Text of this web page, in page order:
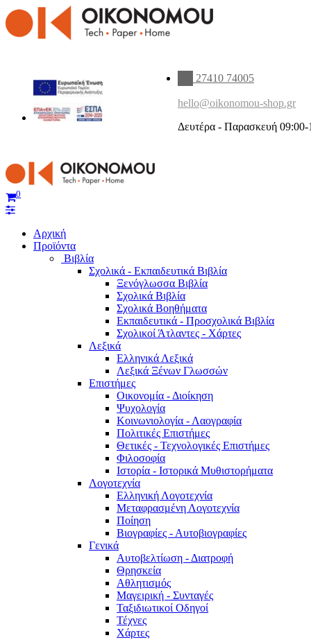
27410 74005
hello@oikonomou-shop.gr
Δευτέρα - Παρασκευή 09:00-
0
Αρχική
Προϊόντα
Βιβλία
Σχολικά - Εκπαιδευτικά Βιβλία
Ξενόγλωσσα Βιβλία
Σχολικά Βιβλία
Σχολικά Βοηθήματα
Εκπαιδευτικά - Προσχολικά Βιβλία
Σχολικοί Άτλαντες - Χάρτες
Λεξικά
Ελληνικά Λεξικά
Λεξικά Ξένων Γλωσσών
Επιστήμες
Οικονομία - Διοίκηση
Ψυχολογία
Κοινωνιολογία - Λαογραφία
Πολιτικές Eπιστήμες
Θετικές - Τεχνολογικές Επιστήμες
Φιλοσοφία
Ιστορία - Ιστορικά Μυθιστορήματα
Λογοτεχνία
Ελληνική Λογοτεχνία
Μεταφρασμένη Λογοτεχνία
Ποίηση
Βιογραφίες - Αυτοβιογραφίες
Γενικά
Αυτοβελτίωση - Διατροφή
Θρησκεία
Αθλητισμός
Μαγειρική - Συνταγές
Ταξιδιωτικοί Οδηγοί
Τέχνες
Χάρτες